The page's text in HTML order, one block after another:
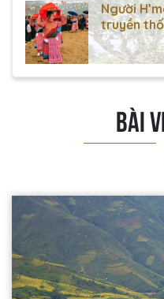
Người
truyền
BÀI